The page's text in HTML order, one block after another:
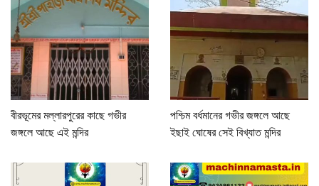
বীরভূমের মল্লারপুরের কাছে গভীর
জঙ্গলে আছে এই মন্দির
পশ্চিম বর্ধমানের গভীর জঙ্গলে আছে
ইছাই ঘোষের সেই বিখ্যাত মন্দির